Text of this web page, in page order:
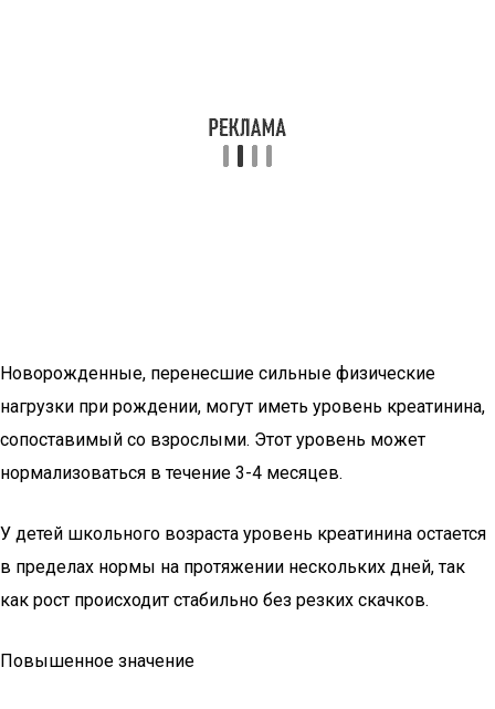
Новорожденные, перенесшие сильные физические
нагрузки при рождении, могут иметь уровень креатинина,
сопоставимый со взрослыми. Этот уровень может
нормализоваться в течение 3-4 месяцев.
У детей школьного возраста уровень креатинина остается
в пределах нормы на протяжении нескольких дней, так
как рост происходит стабильно без резких скачков.
Повышенное значение